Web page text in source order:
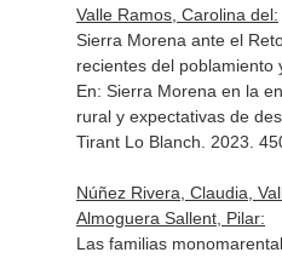
Valle Ramos, Carolina del:
Sierra Morena ante el
recientes del poblamiento
En: Sierra Morena en la
rural y expectativas de
Tirant Lo Blanch. 2023.
Núñez Rivera, Claudia,
Almoguera Sallent, Pilar:
Las familias